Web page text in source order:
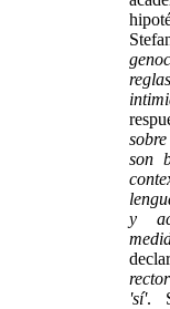
son
y
'sí'.